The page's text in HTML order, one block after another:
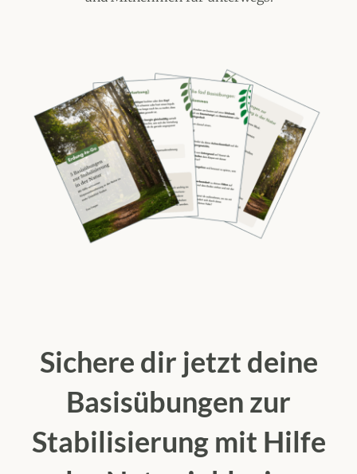
Sichere dir jetzt deine
Basisübungen zur
Stabilisierung mit Hilfe